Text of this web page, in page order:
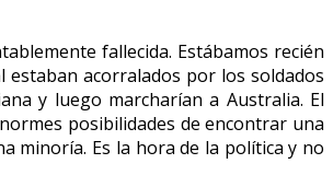
fallecida. Estábamos recién
estaban acorralados por los soldados
y luego marcharían a Australia. El
posibilidades de encontrar una
minoría. Es la hora de la política y no